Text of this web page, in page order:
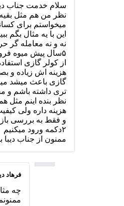
سلام خدمت جناب
نظر من هم مثل
میخواستم برای
این با یه مثال بگم
۵سال پیش میوه
از کولر گازی
هزینه اش زیاده و
گازی باعث میشد
تری داشته باشم و
نظر بنده اینم
هزینه داره ولی
و فقط به بررسی
۲دکمه ورود میکنیم
ممنون از جناب دیبا
فرهاد
چه